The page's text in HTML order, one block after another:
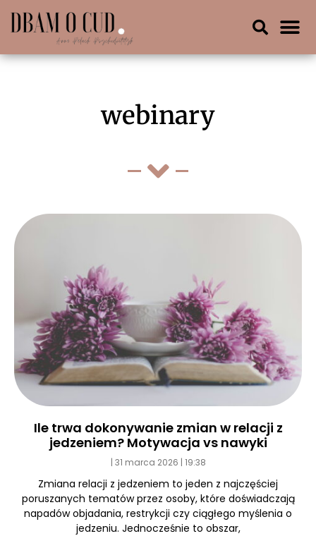
webinary
Ile trwa dokonywanie zmian w relacji z
jedzeniem? Motywacja vs nawyki
31 marca 2026 19:38
Zmiana relacji z jedzeniem to jeden z najczęściej
poruszanych tematów przez osoby, które doświadczają
napadów objadania, restrykcji czy ciągłego myślenia o
jedzeniu. Jednocześnie to obszar,